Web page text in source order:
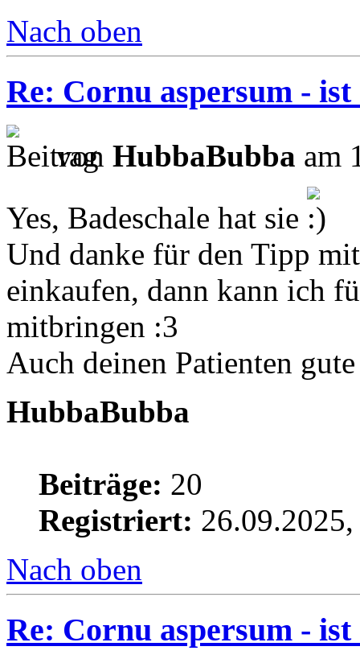
Nach oben
Re: Cornu aspersum -
von HubbaBubba am
Yes, Badeschale hat sie
Und danke für den Tipp
einkaufen, dann kann ich
mitbringen :3
Auch deinen Patienten
HubbaBubba
Beiträge: 20
Registriert:
Nach oben
Re: Cornu aspersum -